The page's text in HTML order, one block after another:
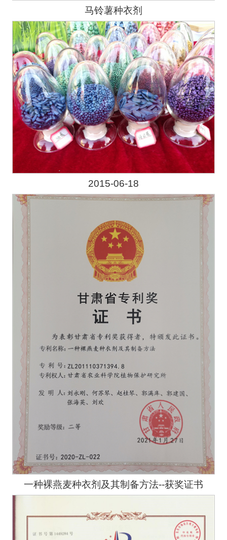
马铃薯种衣剂
2015-06-18
一种裸燕麦种衣剂及其制备方法--获奖证书